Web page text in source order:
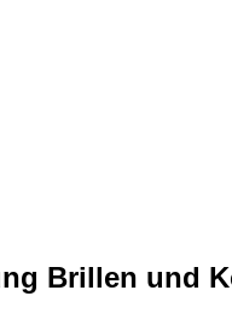
Brillen und